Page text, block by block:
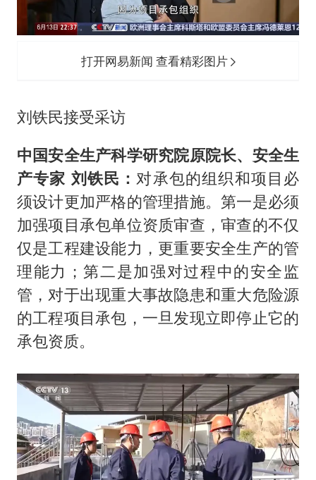
打开网易新闻 查看精彩图片
刘铁民接受采访
中国安全生产科学研究院原院长、安全生
产专家 刘铁民：对承包的组织和项目必
须设计更加严格的管理措施。第一是必须
加强项目承包单位资质审查，审查的不仅
仅是工程建设能力，更重要安全生产的管
理能力；第二是加强对过程中的安全监
管，对于出现重大事故隐患和重大危险源
的工程项目承包，一旦发现立即停止它的
承包资质。